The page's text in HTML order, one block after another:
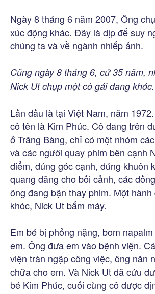
Ngày 8 tháng 6 năm 2007, Ông
xúc động khác. Đây là dịp để suy
chúng ta và về ngành nhiếp ảnh.
Cũng ngày 8 tháng 6, cứ 35 năm,
Nick Ut chụp một cô gái đang khóc.
Lần đầu là tại Việt Nam, năm
cô tên là Kim Phúc. Cô đang trên
ở Trãng Bàng, chỉ có một nhóm
và các người quay phim bên cạnh
điểm, đúng góc cạnh, đúng khuôn
quang đãng cho bối cảnh, các
ông đang bận thay phim. Một
khóc, Nick Ut bấm máy.
Em bé bị phỏng nặng, bom
em. Ông đưa em vào bệnh viện.
viện tràn ngập công việc, ông năn
chữa cho em. Và Nick Ut đã cứu
bé Kim Phúc, cuối cùng cô được